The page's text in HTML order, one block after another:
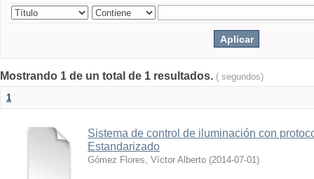
Mostrando 1 de un total de 1 resultados. ( segundos)
1
Sistema de control de iluminación con
Estandarizado
Gómez Flores, Víctor Alberto (2014-07-01)